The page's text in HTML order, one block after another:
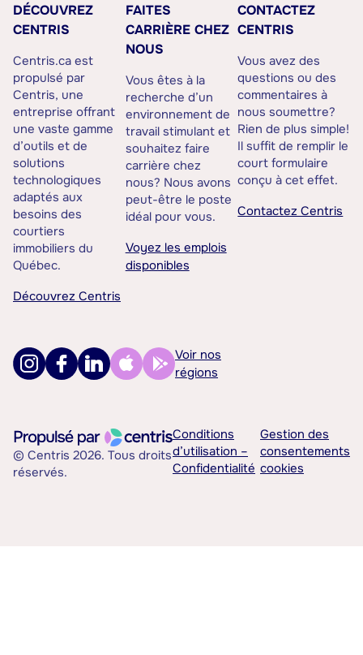
DÉCOUVREZ
CENTRIS
Centris.ca est
propulsé par
Centris, une
entreprise offrant
une vaste gamme
d’outils et de
solutions
technologiques
adaptés aux
besoins des
courtiers
immobiliers du
Québec.
Découvrez Centris
FAITES
CARRIÈRE CHEZ
NOUS
Vous êtes à la
recherche d’un
environnement de
travail stimulant et
souhaitez faire
carrière chez
nous? Nous avons
peut-être le poste
idéal pour vous.
Voyez les emplois
disponibles
CONTACTEZ
CENTRIS
Vous avez des
questions ou des
commentaires à
nous soumettre?
Rien de plus simple!
Il suffit de remplir le
court formulaire
conçu à cet effet.
Contactez Centris
Voir nos
régions
© Centris 2026. Tous droits
réservés.
Conditions
d’utilisation –
Confidentialité
Gestion des
consentements
cookies